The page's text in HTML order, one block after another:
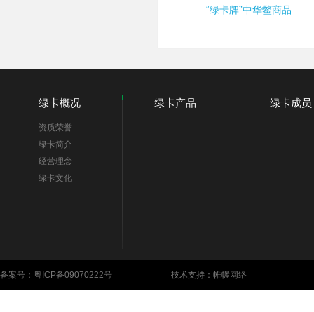
“绿卡牌”中华鳖商品
绿卡概况
资质荣誉
绿卡简介
经营理念
绿卡文化
绿卡产品 绿卡成员
备案号： 粤ICP备09070222号 技术支持：帷幄网络